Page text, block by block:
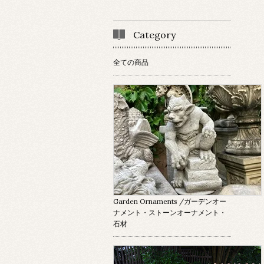
Category
全ての商品
Garden Ornaments /ガーデンオー
ナメント・ストーンオーナメント・
石材